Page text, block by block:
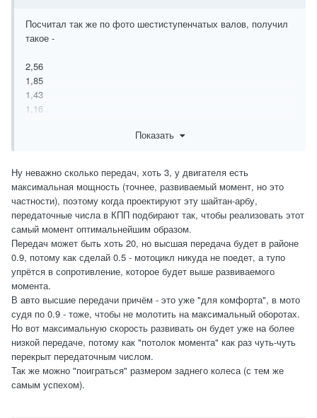
Посчитал так же по фото шестиступенчатых валов, получил
такое -
2,56
1,85
1,43
1,16
Показать
Ну неважно сколько передач, хоть 3, у двигателя есть
максимальная мощность (точнее, развиваемый момент, но это
частности), поэтому когда проектируют эту шайтан-арбу,
передаточные числа в КПП подбирают так, чтобы реализовать этот
самый момент оптимальнейшим образом.
Передач может быть хоть 20, но высшая передача будет в районе
0.9, потому как сделай 0.5 - мотоцикл никуда не поедет, а тупо
упрётся в сопротивление, которое будет выше развиваемого
момента.
В авто высшие передачи причём - это уже "для комфорта", в мото
судя по 0.9 - тоже, чтобы не молотить на максимальный оборотах.
Но вот максимальную скорость развивать он будет уже на более
низкой передаче, потому как "потолок момента" как раз чуть-чуть
перекрыт передаточным числом.
Так же можно "поиграться" размером заднего колеса (с тем же
самым успехом).